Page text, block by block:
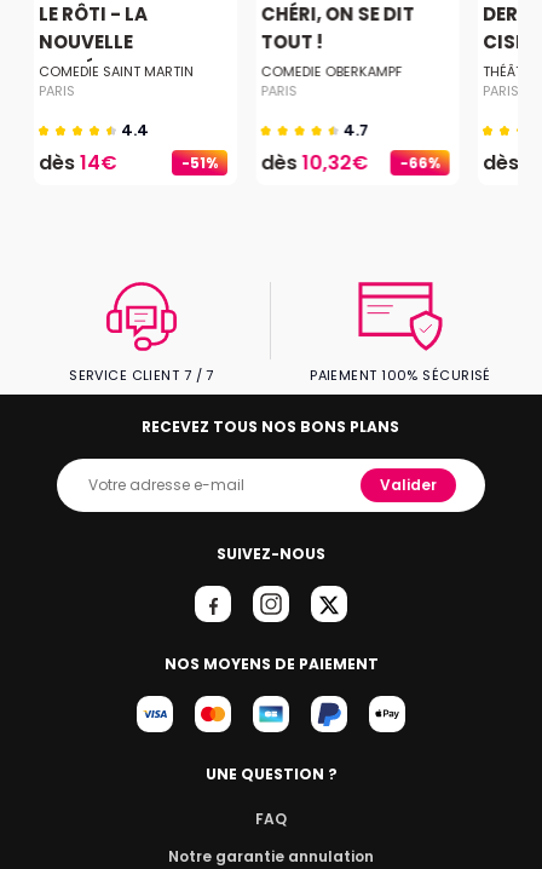
-51%
LE RÔTI - LA
NOUVELLE
COMÉDIE...
COMEDIE SAINT MARTIN
PARIS
4.4
dès14€ -66%
CHÉRI, ON SE DIT
TOUT !
COMEDIE OBERKAMPF
PARIS
4.7
dès10,32€
PARIS
dès
SERVICE CLIENT 7 / 7 PAIEMENT 100% SÉCURISÉ
SUIVEZ-NOUS
NOS MOYENS DE PAIEMENT
RECEVEZ TOUS NOS BONS PLANS
Valider
UNE QUESTION ?
FAQ
Notre garantie annulation